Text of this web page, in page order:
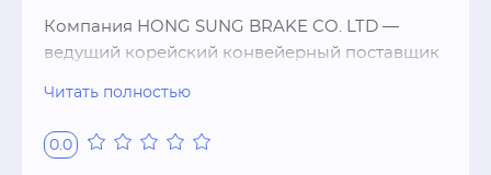
Компания HONG SUNG BRAKE CO. LTD —
ведущий корейский конвейерный поставщик
для концернов HYUNDAI HEAVY INDUSTRIES,
DEAWOO BUS, KOREA RAILROAD и SEOUL
Читать полностью
0.0